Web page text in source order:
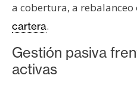
a cobertura, a rebalanceo
cartera.
Gestión pasiva
activas